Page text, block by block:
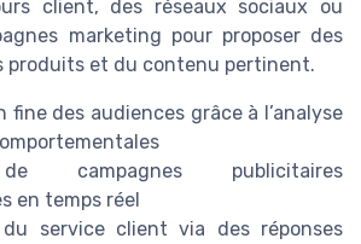
client, des réseaux sociaux ou
marketing pour proposer des
produits et du contenu pertinent.
fine des audiences grâce à l’analyse
campagnes publicitaires
en temps réel
du service client via des réponses